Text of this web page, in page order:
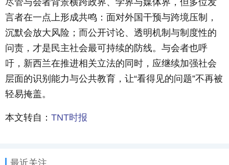
尽管与会者背景横跨政界、学界与媒体界，但多位发
言者在一点上形成共鸣：面对外国干预与跨境压制，
沉默会放大风险；而公开讨论、透明机制与制度性的
问责，才是民主社会最可持续的防线。与会者也呼
吁，新西兰在推进相关立法的同时，应继续加强社会
层面的识别能力与公共教育，让“看得见的问题”不再被
轻易掩盖。
本文转自： TNT时报
最近关注